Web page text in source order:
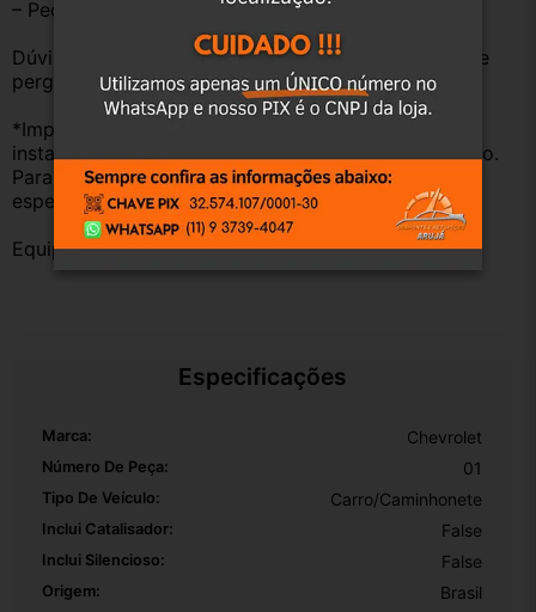
– Peças são ORIGINAIS USADAS.
Dúvidas sobre uso ou aplicação, utilizar o campo de
perguntas;
*Importante: Não nos responsabilizamos por
instalações inadequadas ou uso indevido do produto.
Para evitar problemas, consulte um profissional
especializado.
Equipe DESMONTE ARUJÁ.
Especificações
Marca: Chevrolet
Número De Peça: 01
Tipo De Veículo: Carro/Caminhonete
Inclui Catalisador: False
Inclui Silencioso: False
Origem: Brasil